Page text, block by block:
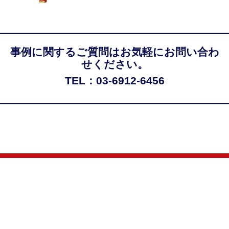
事例に関するご質問はお気軽にお問い合わ
せください。
TEL：03-6912-6456